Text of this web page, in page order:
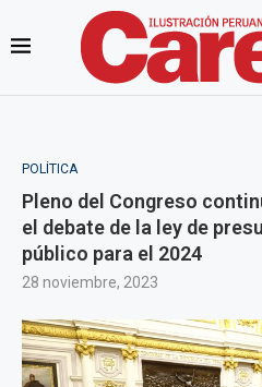
POLÍTICA
Pleno del Congreso
el debate de la ley de
público para el 2024
28 noviembre, 2023